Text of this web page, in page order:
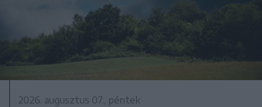
2026. augusztus 07., péntek